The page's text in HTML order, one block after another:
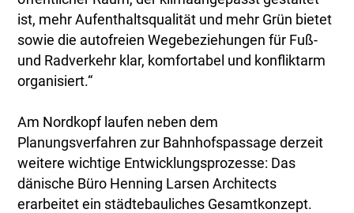
ist, mehr Aufenthaltsqualität und mehr Grün bietet
sowie die autofreien Wegebeziehungen für Fuß-
und Radverkehr klar, komfortabel und konfliktarm
organisiert.“
Am Nordkopf laufen neben dem
Planungsverfahren zur Bahnhofspassage derzeit
weitere wichtige Entwicklungsprozesse: Das
dänische Büro Henning Larsen Architects
erarbeitet ein städtebauliches Gesamtkonzept.